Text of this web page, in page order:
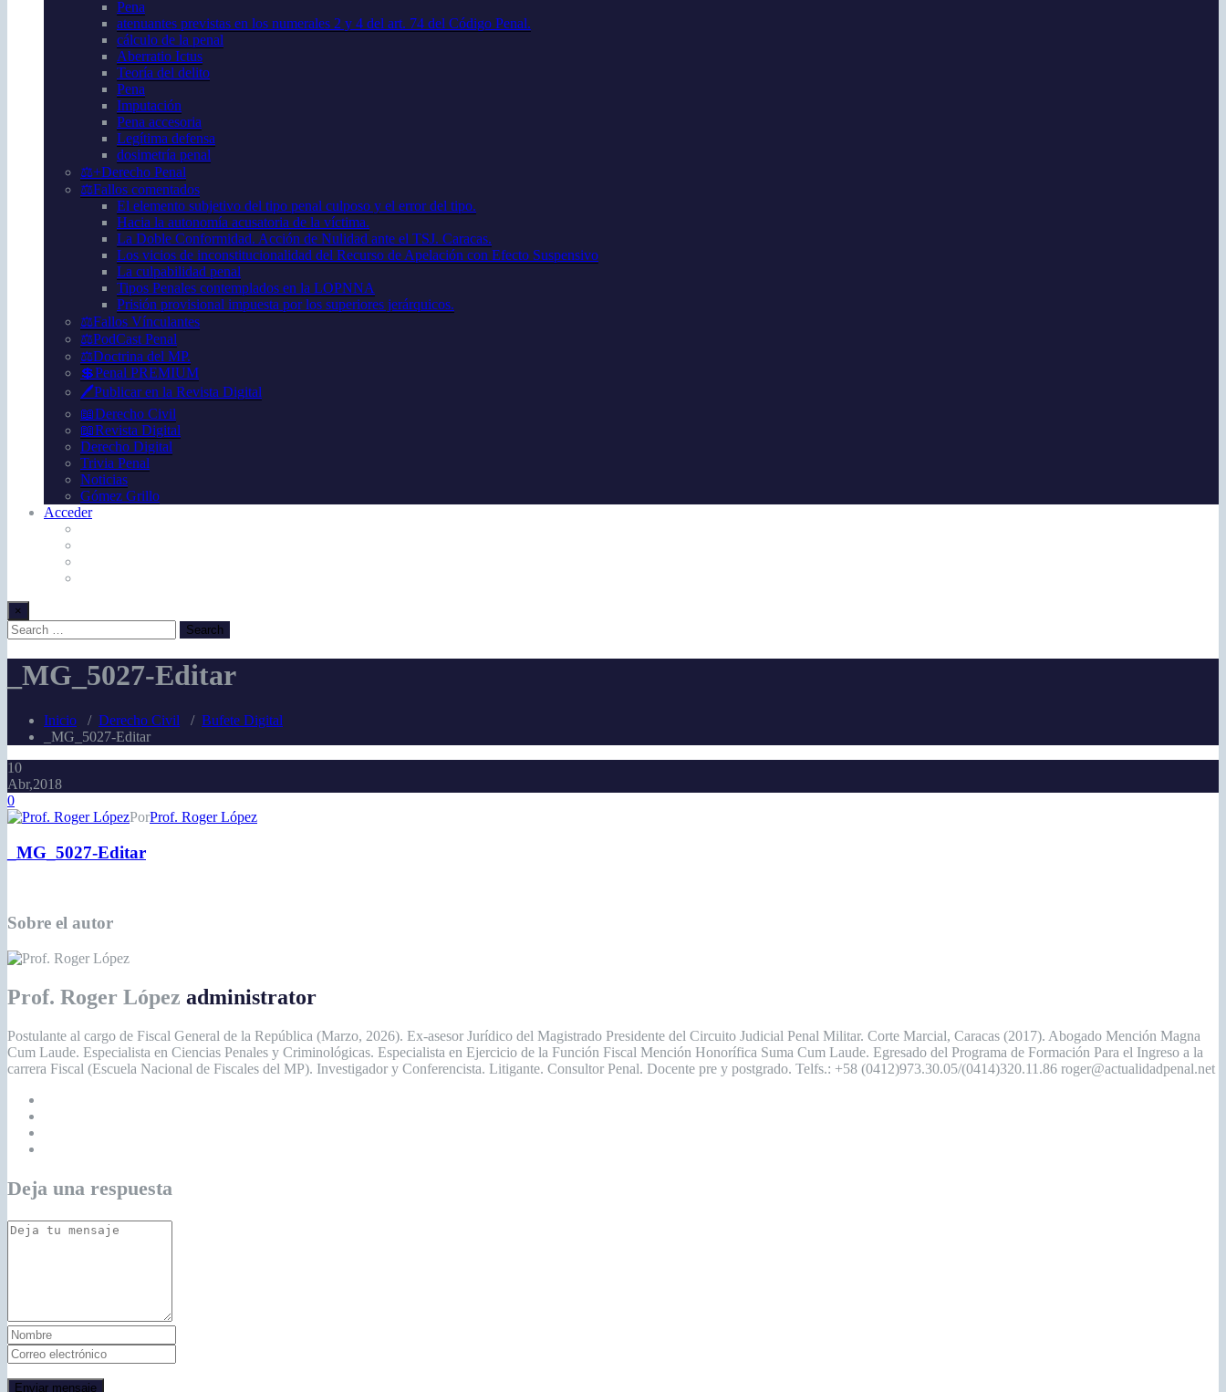
Pena
atenuantes previstas en los numerales 2 y 4 del art. 74 del Código Penal.
cálculo de la penal
Aberratio Ictus
Teoría del delito
Pena
Imputación
Pena accesoria
Legítima defensa
dosimetría penal
⚖️+Derecho Penal
⚖️Fallos comentados
El elemento subjetivo del tipo penal culposo y el error del tipo.
Hacia la autonomía acusatoria de la víctima.
La Doble Conformidad. Acción de Nulidad ante el TSJ. Caracas.
Los vicios de inconstitucionalidad del Recurso de Apelación con Efecto Suspensivo
La culpabilidad penal
Tipos Penales contemplados en la LOPNNA
Prisión provisional impuesta por los superiores jerárquicos.
⚖️Fallos Vínculantes
⚖️PodCast Penal
⚖️Doctrina del MP.
💲Penal PREMIUM
🖊️Publicar en la Revista Digital
📖Derecho Civil
📖Revista Digital
Derecho Digital
Trivia Penal
Noticias
Gómez Grillo
Acceder
×
_MG_5027-Editar
Inicio / Derecho Civil / Bufete Digital
_MG_5027-Editar
10
Abr,2018
0
PorProf. Roger López
_MG_5027-Editar
Sobre el autor
Prof. Roger López administrator
Postulante al cargo de Fiscal General de la República (Marzo, 2026). Ex-asesor Jurídico del Magistrado Presidente del Circuito Judicial Penal Militar. Corte Marcial, Caracas (2017). Abogado Mención Magna
Cum Laude. Especialista en Ciencias Penales y Criminológicas. Especialista en Ejercicio de la Función Fiscal Mención Honorífica Suma Cum Laude. Egresado del Programa de Formación Para el Ingreso a la
carrera Fiscal (Escuela Nacional de Fiscales del MP). Investigador y Conferencista. Litigante. Consultor Penal. Docente pre y postgrado. Telfs.: +58 (0412)973.30.05/(0414)320.11.86 roger@actualidadpenal.net
Deja una respuesta